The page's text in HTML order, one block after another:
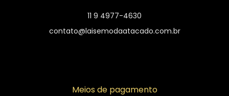
11 9 4977-4630
contato@laisemodaatacado.com.br
Meios de pagamento